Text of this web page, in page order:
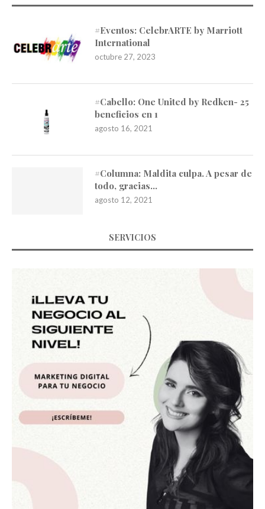
#Eventos: CelebrARTE by Marriott
International
octubre 27, 2023
#Cabello: One United by Redken- 25
beneficios en 1
agosto 16, 2021
#Columna: Maldita culpa. A pesar de
todo, gracias…
agosto 12, 2021
SERVICIOS